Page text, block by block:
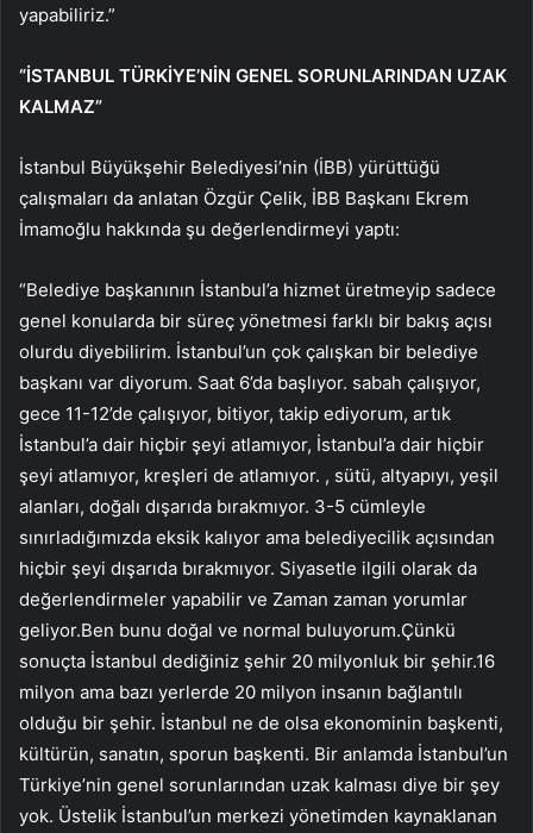
yapabiliriz.”
“İSTANBUL TÜRKİYE’NİN GENEL SORUNLARINDAN UZAK
KALMAZ”
İstanbul Büyükşehir Belediyesi’nin (İBB) yürüttüğü
çalışmaları da anlatan Özgür Çelik, İBB Başkanı Ekrem
İmamoğlu hakkında şu değerlendirmeyi yaptı:
“Belediye başkanının İstanbul’a hizmet üretmeyip sadece
genel konularda bir süreç yönetmesi farklı bir bakış açısı
olurdu diyebilirim. İstanbul’un çok çalışkan bir belediye
başkanı var diyorum. Saat 6’da başlıyor. sabah çalışıyor,
gece 11-12’de çalışıyor, bitiyor, takip ediyorum, artık
İstanbul’a dair hiçbir şeyi atlamıyor, İstanbul’a dair hiçbir
şeyi atlamıyor, kreşleri de atlamıyor. , sütü, altyapıyı, yeşil
alanları, doğalı dışarıda bırakmıyor. 3-5 cümleyle
sınırladığımızda eksik kalıyor ama belediyecilik açısından
hiçbir şeyi dışarıda bırakmıyor. Siyasetle ilgili olarak da
değerlendirmeler yapabilir ve Zaman zaman yorumlar
geliyor.Ben bunu doğal ve normal buluyorum.Çünkü
sonuçta İstanbul dediğiniz şehir 20 milyonluk bir şehir.16
milyon ama bazı yerlerde 20 milyon insanın bağlantılı
olduğu bir şehir. İstanbul ne de olsa ekonominin başkenti,
kültürün, sanatın, sporun başkenti. Bir anlamda İstanbul’un
Türkiye’nin genel sorunlarından uzak kalması diye bir şey
yok. Üstelik İstanbul’un merkezi yönetimden kaynaklanan